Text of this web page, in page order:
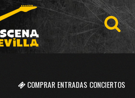
COMPRAR ENTRADAS CONCIERTOS